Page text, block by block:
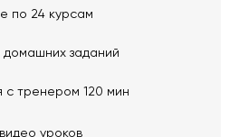
по 24 курсам
заданий
с тренером 120 мин
уроков